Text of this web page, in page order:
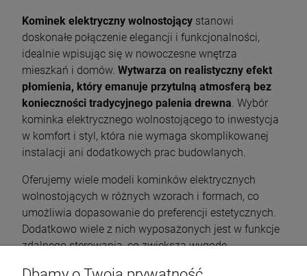
Kominek elektryczny wolnostojący stanowi
doskonałe połączenie elegancji i funkcjonalności,
idealnie wpisując się w nowoczesne wnętrza
mieszkań i domów. Wytwarza on realistyczny efekt
płomienia, który emanuje przytulną atmosferą bez
konieczności tradycyjnego palenia drewna . Wybór
kominka elektrycznego wolnostojącego to inwestycja
w komfort i styl, która nie wymaga skomplikowanej
instalacji ani dodatkowych prac budowlanych.
Oferujemy wiele modeli kominków elektrycznych
wolnostojących w różnych wzorach i formach, co
umożliwia dopasowanie do preferencji estetycznych.
Dodatkowo wiele z nich wyposażonych jest w funkcje
zdalnego sterowania, co zwiększa wygodę